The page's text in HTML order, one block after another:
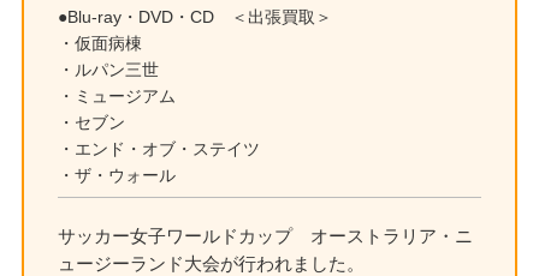
●Blu-ray・DVD・CD ＜出張買取＞
・仮面病棟
・ルパン三世
・ミュージアム
・セブン
・エンド・オブ・ステイツ
・ザ・ウォール
サッカー女子ワールドカップ オーストラリア・ニ
ュージーランド大会が行われました。